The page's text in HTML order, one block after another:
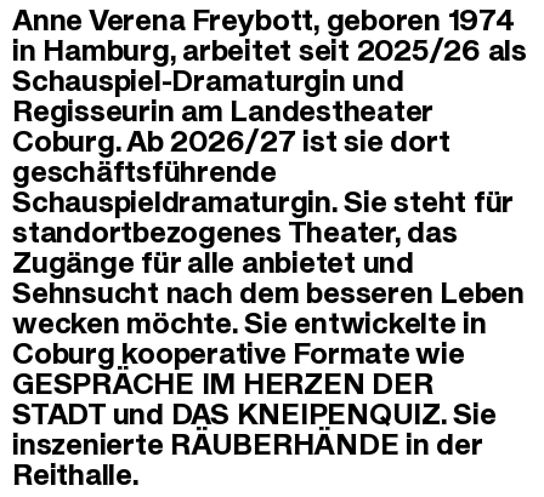
Anne Verena Freybott, geboren 1974
in Hamburg, arbeitet seit 2025/26 als
Schauspiel-Dramaturgin und
Regisseurin am Landestheater
Coburg. Ab 2026/27 ist sie dort
geschäftsführende
Schauspieldramaturgin. Sie steht für
standortbezogenes Theater, das
Zugänge für alle anbietet und
Sehnsucht nach dem besseren Leben
wecken möchte. Sie entwickelte in
Coburg kooperative Formate wie
GESPRÄCHE IM HERZEN DER
STADT und DAS KNEIPENQUIZ. Sie
inszenierte RÄUBERHÄNDE in der
Reithalle.